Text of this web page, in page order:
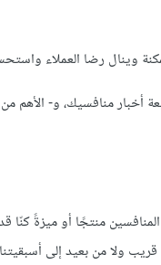
وينال رضا العملاء
أخبار منافسيك، و- الأهم
منتجًا أو ميزةً كنّا
ولا من بعيد إلى